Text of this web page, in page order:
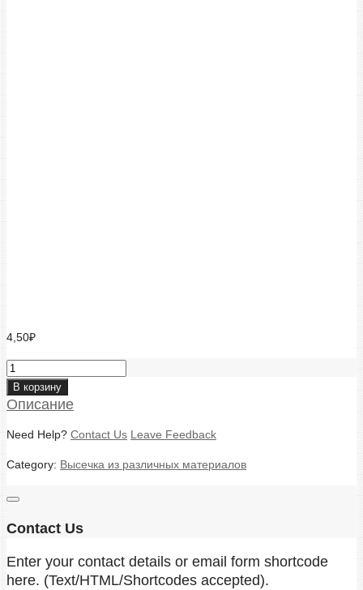
4,50₽
Высечка
круглая
quantity
В корзину
Описание
Need Help? Contact Us Leave Feedback
Category: Высечка из различных материалов
Contact Us
Enter your contact details or email form shortcode
here. (Text/HTML/Shortcodes accepted).